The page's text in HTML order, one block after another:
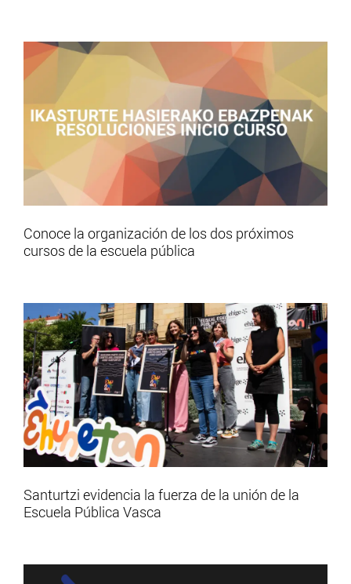
Conoce la organización de los dos próximos
cursos de la escuela pública
Santurtzi evidencia la fuerza de la unión de la
Escuela Pública Vasca